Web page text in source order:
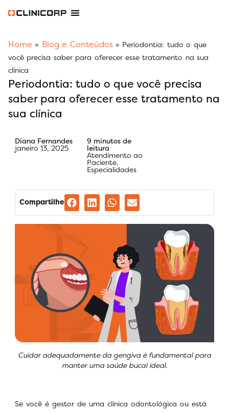
Home » Blog e Conteúdos» Periodontia: tudo o que
você precisa saber para oferecer esse tratamento na sua
clínica
Periodontia: tudo o que você precisa
saber para oferecer esse tratamento na
sua clínica
Diana Fernandes
janeiro 13, 2025
9 minutos de
leitura
Atendimento ao
Paciente,
Especialidades
Compartilhe
Cuidar adequadamente da gengiva é fundamental para
manter uma saúde bucal ideal.
Se você é gestor de uma clínica odontológica ou está